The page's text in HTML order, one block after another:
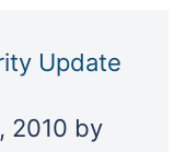
Update
2010 by